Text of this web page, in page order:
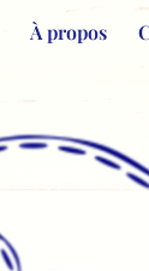
À propos